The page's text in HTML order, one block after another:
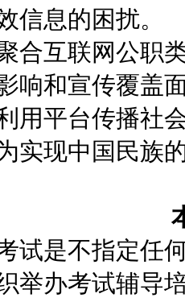
信息的困扰。
互联网公职类
响和宣传覆盖
平台传播社会
实现中国民族
是不指定任何
举办考试辅导